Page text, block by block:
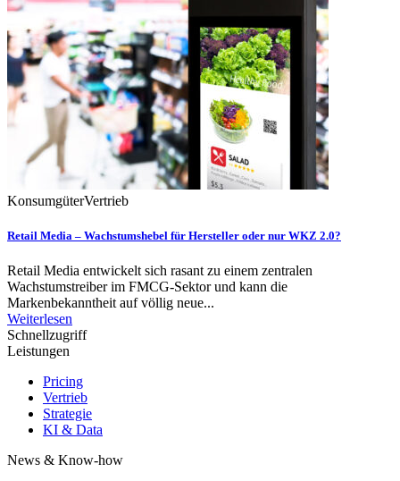
KonsumgüterVertrieb
Retail Media – Wachstumshebel für Hersteller oder nur WKZ 2.0?
Retail Media entwickelt sich rasant zu einem zentralen
Wachstumstreiber im FMCG-Sektor und kann die
Markenbekanntheit auf völlig neue...
Weiterlesen
Schnellzugriff
Leistungen
Pricing
Vertrieb
Strategie
KI & Data
News & Know-how